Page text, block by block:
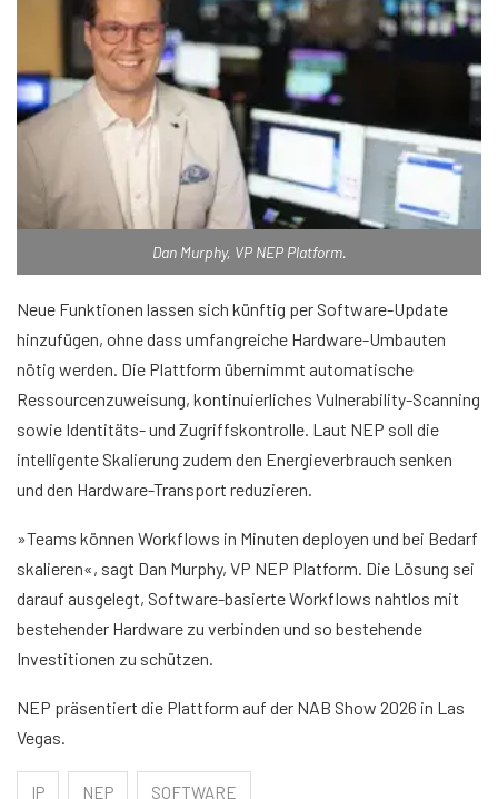
Dan Murphy, VP NEP Platform.
Neue Funktionen lassen sich künftig per Software-Update
hinzufügen, ohne dass umfangreiche Hardware-Umbauten
nötig werden. Die Plattform übernimmt automatische
Ressourcenzuweisung, kontinuierliches Vulnerability-Scanning
sowie Identitäts- und Zugriffskontrolle. Laut NEP soll die
intelligente Skalierung zudem den Energieverbrauch senken
und den Hardware-Transport reduzieren.
»Teams können Workflows in Minuten deployen und bei Bedarf
skalieren«, sagt Dan Murphy, VP NEP Platform. Die Lösung sei
darauf ausgelegt, Software-basierte Workflows nahtlos mit
bestehender Hardware zu verbinden und so bestehende
Investitionen zu schützen.
NEP präsentiert die Plattform auf der NAB Show 2026 in Las
Vegas.
IP NEP SOFTWARE